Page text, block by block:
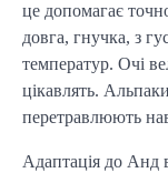
це допомагає
довга, гнучка, з
температур. Очі
цікавлять.
перетравлюють
Адаптація до Анд